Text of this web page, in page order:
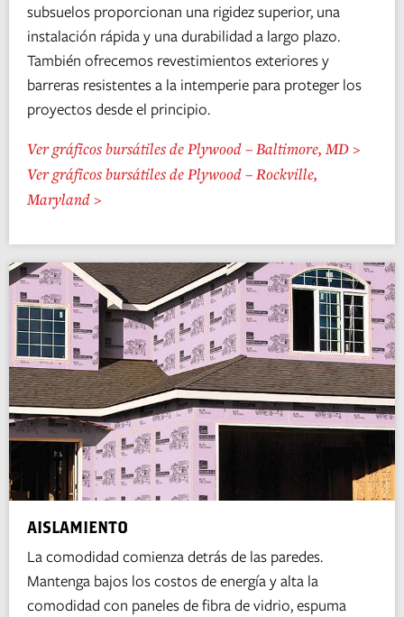
subsuelos proporcionan una rigidez superior, una
instalación rápida y una durabilidad a largo plazo.
También ofrecemos revestimientos exteriores y
barreras resistentes a la intemperie para proteger los
proyectos desde el principio.
Ver gráficos bursátiles de Plywood – Baltimore, MD >
Ver gráficos bursátiles de Plywood – Rockville,
Maryland >
AISLAMIENTO
La comodidad comienza detrás de las paredes.
Mantenga bajos los costos de energía y alta la
comodidad con paneles de fibra de vidrio, espuma